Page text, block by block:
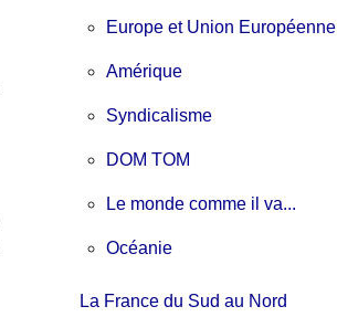
Europe et Union Européenne
Amérique
Syndicalisme
DOM TOM
Le monde comme il va...
Océanie
La France du Sud au Nord